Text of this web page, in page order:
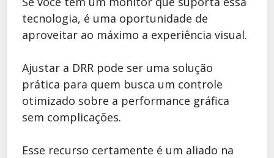
tecnologia, é uma oportunidade de
aproveitar ao máximo a experiência visual.
Ajustar a DRR pode ser uma solução
prática para quem busca um controle
otimizado sobre a performance gráfica
sem complicações.
Esse recurso certamente é um aliado na